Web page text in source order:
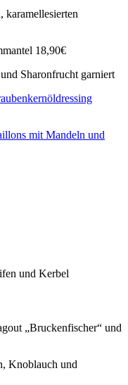
karamellesierten
18,90€
Sharonfrucht garniert
mit Mandeln und
und Kerbel
„Bruckenfischer“ und
Knoblauch und